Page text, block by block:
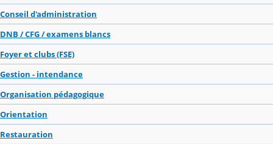
Conseil d'administration
DNB / CFG / examens blancs
Foyer et clubs (FSE)
Gestion - intendance
Organisation pédagogique
Orientation
Restauration